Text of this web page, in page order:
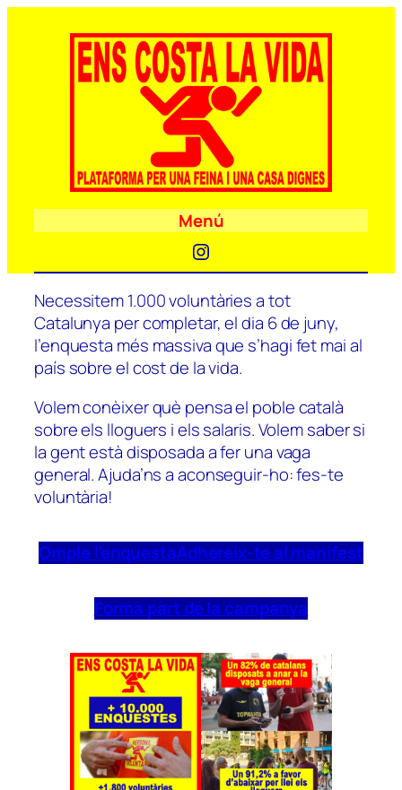
Menú
Instagram
Necessitem 1.000 voluntàries a tot
Catalunya per completar, el dia 6 de juny,
l’enquesta més massiva que s’hagi fet mai al
país sobre el cost de la vida.
Volem conèixer què pensa el poble català
sobre els lloguers i els salaris. Volem saber si
la gent està disposada a fer una vaga
general. Ajuda’ns a aconseguir-ho: fes-te
voluntària!
Omple l’enquestaAdhereix-te al manifest
Forma part de la campanya